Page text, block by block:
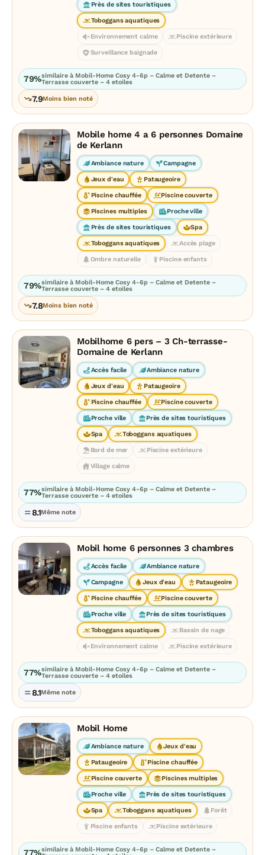
Près de sites touristiques
Toboggans aquatiques
Environnement calme Piscine extérieure
Surveillance baignade
79%similaire à Mobil-Home Cosy 4-6p – Calme et Detente –
Terrasse couverte – 4 etoiles
7.9Moins bien noté
Mobile home 4 a 6 personnes Domaine
de Kerlann
Ambiance nature Campagne
Jeux d'eau Pataugeoire
Piscine chauffée Piscine couverte
Piscines multiples Proche ville
Près de sites touristiques Spa
Toboggans aquatiques Accès plage
Ombre naturelle Piscine enfants
79%similaire à Mobil-Home Cosy 4-6p – Calme et Detente –
Terrasse couverte – 4 etoiles
7.8Moins bien noté
Mobilhome 6 pers – 3 Ch-terrasse-
Domaine de Kerlann
Accès facile Ambiance nature
Jeux d'eau Pataugeoire
Piscine chauffée Piscine couverte
Proche ville Près de sites touristiques
Spa Toboggans aquatiques
Bord de mer Piscine extérieure
Village calme
77%similaire à Mobil-Home Cosy 4-6p – Calme et Detente –
Terrasse couverte – 4 etoiles
8.1Même note
Mobil home 6 personnes 3 chambres
Accès facile Ambiance nature
Campagne Jeux d'eau Pataugeoire
Piscine chauffée Piscine couverte
Proche ville Près de sites touristiques
Toboggans aquatiques Bassin de nage
Environnement calme Piscine extérieure
77%similaire à Mobil-Home Cosy 4-6p – Calme et Detente –
Terrasse couverte – 4 etoiles
8.1Même note
Mobil Home
Ambiance nature Jeux d'eau
Pataugeoire Piscine chauffée
Piscine couverte Piscines multiples
Proche ville Près de sites touristiques
Spa Toboggans aquatiques Forêt
Piscine enfants Piscine extérieure
77%similaire à Mobil-Home Cosy 4-6p – Calme et Detente –